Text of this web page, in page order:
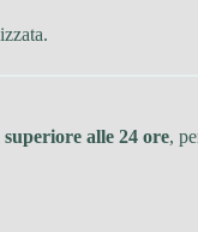
alle 24 ore,